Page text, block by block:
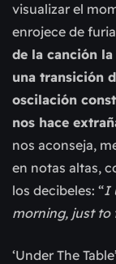
visualizar el
enrojece de
de la canción
una transición
oscilación
nos hace
nos aconseja,
en notas altas,
los decibeles: “I
morning, just to
‘Under The